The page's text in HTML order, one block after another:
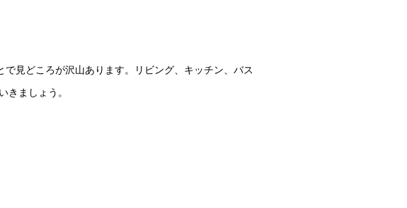
見どころが沢山あります。リビング、キッチン、バス
きましょう。